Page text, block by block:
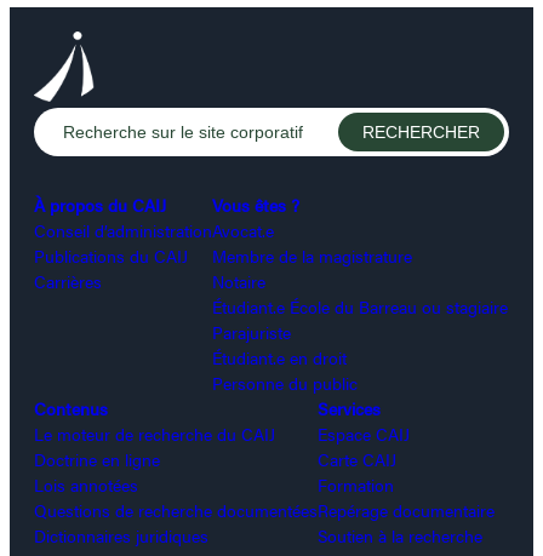
À propos du CAIJ
Conseil d’administration
Publications du CAIJ
Carrières
Vous êtes ?
Avocat.e
Membre de la magistrature
Notaire
Étudiant.e École du Barreau ou stagiaire
Parajuriste
Étudiant.e en droit
Personne du public
Contenus
Le moteur de recherche du CAIJ
Doctrine en ligne
Lois annotées
Questions de recherche documentées
Dictionnaires juridiques
Services
Espace CAIJ
Carte CAIJ
Formation
Repérage documentaire
Soutien à la recherche